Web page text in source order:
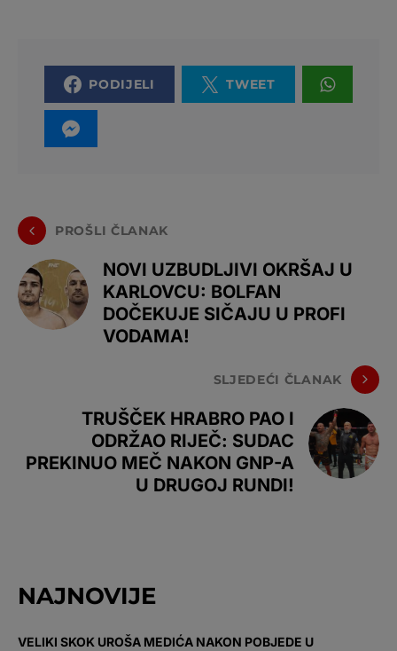
PODIJELI TWEET
PROŠLI ČLANAK
NOVI UZBUDLJIVI OKRŠAJ U
KARLOVCU: BOLFAN
DOČEKUJE SIČAJU U PROFI
VODAMA!
SLJEDEĆI ČLANAK
TRUŠČEK HRABRO PAO I
ODRŽAO RIJEČ: SUDAC
PREKINUO MEČ NAKON GNP-A
U DRUGOJ RUNDI!
NAJNOVIJE
VELIKI SKOK UROŠA MEDIĆA NAKON POBJEDE U